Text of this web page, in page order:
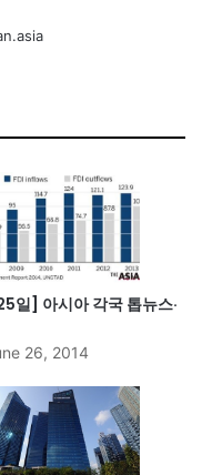
일] 아시아 각국 톱뉴스·
26, 2014